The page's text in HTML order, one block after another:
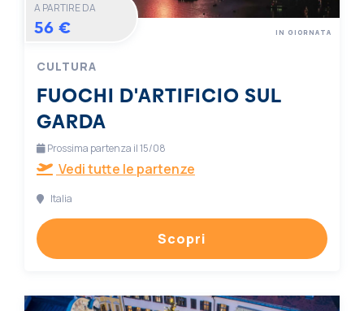
A PARTIRE DA
56 €
CULTURA
FUOCHI D'ARTIFICIO SUL
GARDA
IN GIORNATA
Prossima partenza il 15/08
Vedi tutte le partenze
Italia
Scopri